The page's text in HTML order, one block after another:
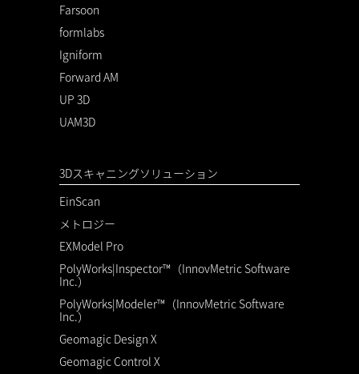
Farsoon
formlabs
Igniform
Forward AM
UP 3D
UAM3D
3Dスキャニングソリューション
EinScan
メトロジー
EXModel Pro
PolyWorks|Inspector™（InnovMetric Software
Inc.）
PolyWorks|Modeler™（InnovMetric Software
Inc.）
Geomagic Design X
Geomagic Control X